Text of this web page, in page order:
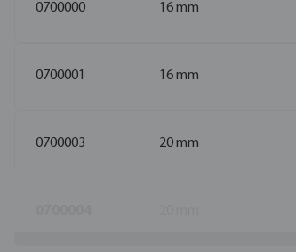
0700000 16 mm
0700001 16 mm
0700003 20 mm